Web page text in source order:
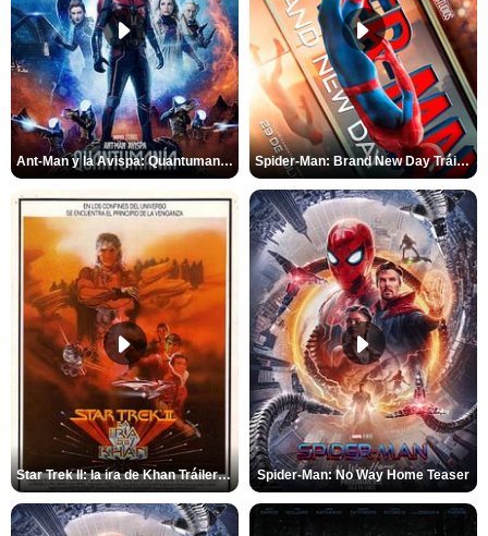
Ant-Man y la Avispa: Quantumanía Tráiler (2) Spider-Man: Brand New Day Tráiler (3)
Star Trek II: la ira de Khan Tráiler VO Spider-Man: No Way Home Teaser